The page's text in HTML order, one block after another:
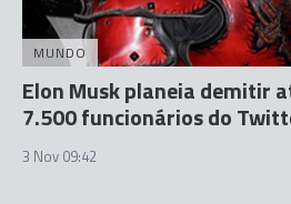
MUNDO
Elon Musk planeia demitir
7.500 funcionários do
3 Nov 09:42